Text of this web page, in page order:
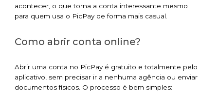
acontecer, o que torna a conta interessante mesmo
para quem usa o PicPay de forma mais casual.
Como abrir conta online?
Abrir uma conta no PicPay é gratuito e totalmente pelo
aplicativo, sem precisar ir a nenhuma agência ou enviar
documentos físicos. O processo é bem simples: